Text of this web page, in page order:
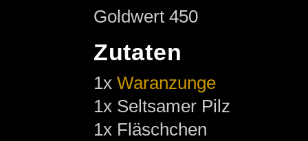
Goldwert 450
Zutaten
1x Waranzunge
1x Seltsamer Pilz
1x Fläschchen